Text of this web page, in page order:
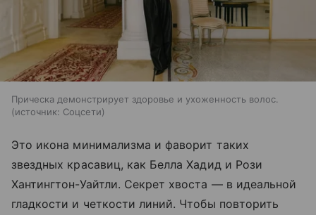
Прическа демонстрирует здоровье и ухоженность волос.
источник: Соцсети
Это икона минимализма и фаворит таких
звездных красавиц, как Белла Хадид и Рози
Хантингтон-Уайтли. Секрет хвоста — в идеальной
гладкости и четкости линий. Чтобы повторить